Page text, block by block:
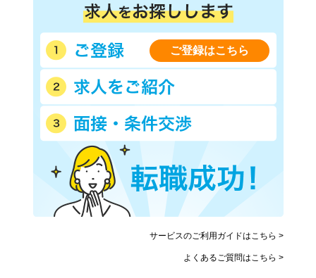
ご登録はこちら
サービスのご利用ガイドはこちら >
よくあるご質問はこちら >